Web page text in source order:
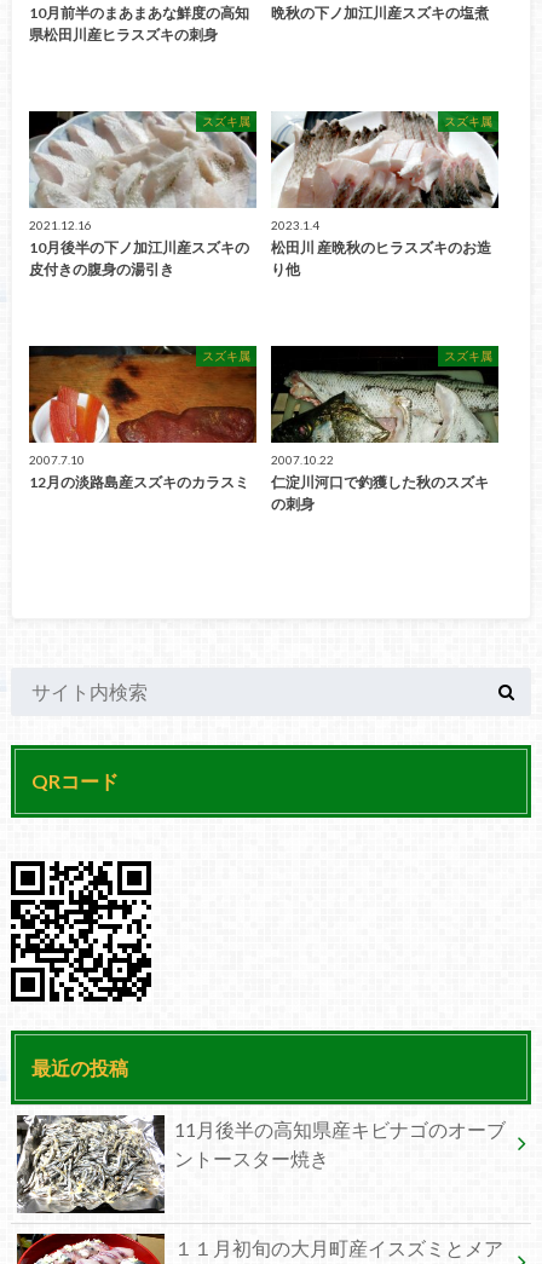
10月前半のまあまあな鮮度の高知
県松田川産ヒラスズキの刺身
晩秋の下ノ加江川産スズキの塩煮
スズキ属
2021.12.16
10月後半の下ノ加江川産スズキの
皮付きの腹身の湯引き
スズキ属
2023.1.4
松田川 産晩秋のヒラスズキのお造
り他
スズキ属
2007.7.10
12月の淡路島産スズキのカラスミ
スズキ属
2007.10.22
仁淀川河口で釣獲した秋のスズキ
の刺身
QRコード
最近の投稿
11月後半の高知県産キビナゴのオーブ
ントースター焼き
１１月初旬の大月町産イスズミとメア